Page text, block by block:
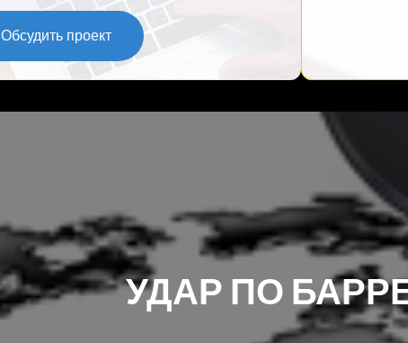
Обсудить проект
УДАР ПО